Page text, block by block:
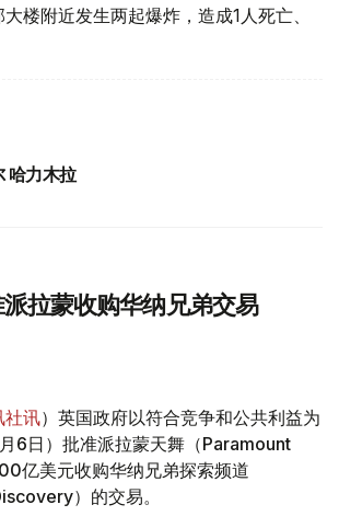
楼附近发生两起爆炸，造成1人死亡、
哈力木拉
拉蒙收购华纳兄弟交易
社讯）英国政府以符合竞争和公共利益为
6日）批准派拉蒙天舞（Paramount
亿美元收购华纳兄弟探索频道
）的交易。